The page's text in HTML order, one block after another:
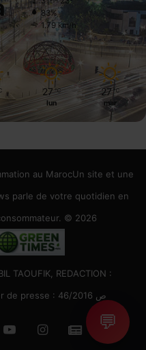
83%
1.79 km/h
27 ℃
lun
27 ℃
mar
au MarocUn site et une
parle de votre quotidien en
© 2026
TAOUFIK, REDACTION :
MARWANE TAOUFIK, Dossier de presse : 46/2016 ص
YouTubeInstagram
Google
💬